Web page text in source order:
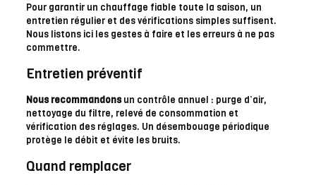
Pour garantir un chauffage fiable toute la saison, un
entretien régulier et des vérifications simples suffisent.
Nous listons ici les gestes à faire et les erreurs à ne pas
commettre.
Entretien préventif
Nous recommandonsun contrôle annuel : purge d’air,
nettoyage du filtre, relevé de consommation et
vérification des réglages. Un désembouage périodique
protège le débit et évite les bruits.
Quand remplacer